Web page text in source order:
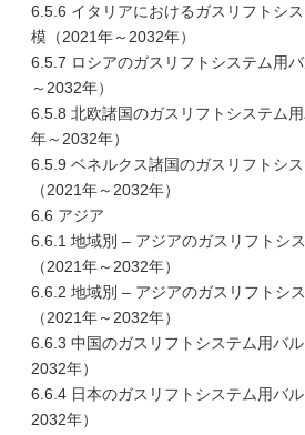
6.5.6 イタリアにおけるガスリフトシ
模（2021年～2032年）
6.5.7 ロシアのガスリフトシステム用
～2032年）
6.5.8 北欧諸国のガスリフトシステム
年～2032年）
6.5.9 ベネルクス諸国のガスリフトシ
（2021年～2032年）
6.6 アジア
6.6.1 地域別 – アジアのガスリフトシ
（2021年～2032年）
6.6.2 地域別 – アジアのガスリフトシ
（2021年～2032年）
6.6.3 中国のガスリフトシステム用バ
2032年）
6.6.4 日本のガスリフトシステム用バ
2032年）